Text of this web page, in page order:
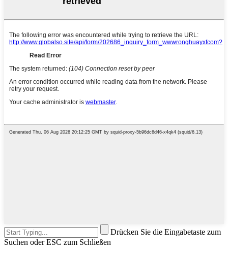
Drücken Sie die Eingabetaste zum
Suchen oder ESC zum Schließen